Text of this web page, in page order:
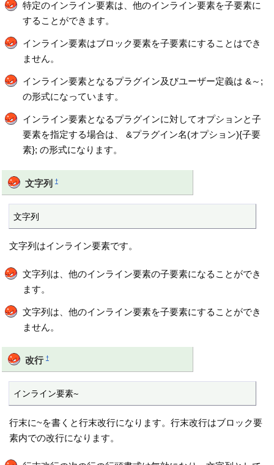
特定のインライン要素は、他のインライン要素を子要素に
することができます。
インライン要素はブロック要素を子要素にすることはでき
ません。
インライン要素となるプラグイン及びユーザー定義は &～;
の形式になっています。
インライン要素となるプラグインに対してオプションと子
要素を指定する場合は、 &プラグイン名(オプション){子要
素}; の形式になります。
文字列 †
文字列
文字列はインライン要素です。
文字列は、他のインライン要素の子要素になることができ
ます。
文字列は、他のインライン要素を子要素にすることができ
ません。
改行 †
インライン要素~
行末に~を書くと行末改行になります。行末改行はブロック要
素内での改行になります。